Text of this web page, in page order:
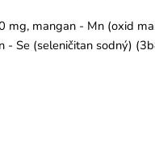
mg, mangan - Mn (oxid
Se (seleničitan sodný)